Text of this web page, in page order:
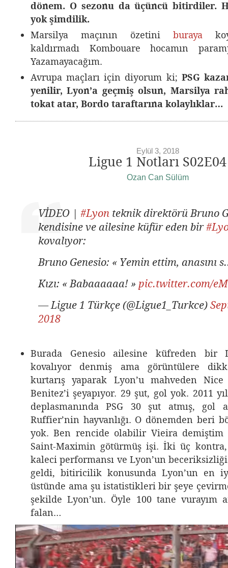
dönem. O sezonu da üçüncü bitirdiler.
yok şimdilik.
Marsilya maçının özetini buraya
kaldırmadı Kombouare hocamın
Yazamayacağım.
Avrupa maçları için diyorum ki; PSG
yenilir, Lyon’a geçmiş olsun, Marsilya
tokat atar, Bordo taraftarına kolaylıklar…
Eylül 3, 2018
Ligue 1 Notları S02E04
Ozan Can Sülüm
VİDEO | #Lyon teknik direktörü Bruno
kendisine ve ailesine küfür eden bir
kovalıyor:
Bruno Genesio: « Yemin ettim, anasını
Kızı: « Babaaaaaa! » pic.twitter.com/
— Ligue 1 Türkçe (@Ligue1_Turkce)
2018
Burada Genesio ailesine küfreden bir
kovalıyor denmiş ama görüntülere
kurtarış yaparak Lyon’u mahveden
Benitez’i şeyapıyor. 29 şut, gol yok. 2011
deplasmanında PSG 30 şut atmış, gol
Ruffier’nin hayvanlığı. O dönemden beri
yok. Ben rencide olabilir Vieira demiştim
Saint-Maximin götürmüş işi. İki üç
kaleci performansı ve Lyon’un
geldi, bitiricilik konusunda Lyon’un en
üstünde ama şu istatistikleri bir şeye
şekilde Lyon’un. Öyle 100 tane vurayım
falan…